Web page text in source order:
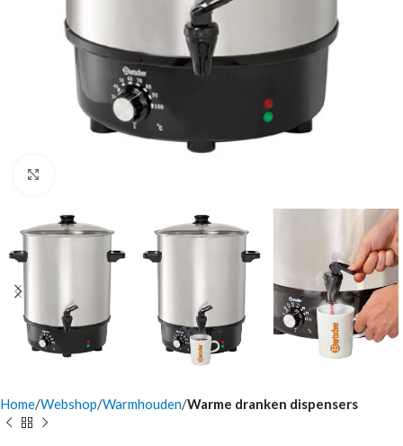
Home Webshop Warmhouden Warme dranken dispensers